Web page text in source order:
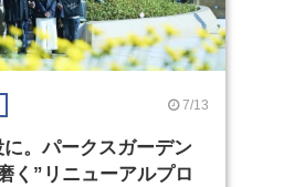
7/13
。パークスガーデン
く”リニューアルプロ